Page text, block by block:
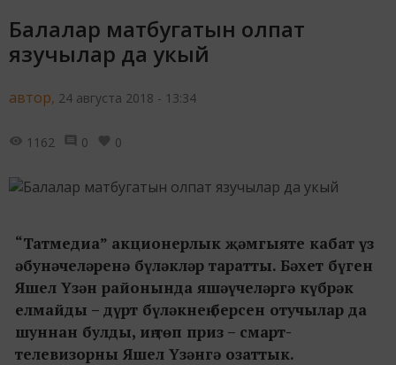
Балалар матбугатын олпат
язучылар да укый
автор, 24 августа 2018 - 13:34
1162 0 0
“Татмедиа” акционерлык җәмгыяте кабат үз
әбунәчеләренә бүләкләр таратты. Бәхет бүген
Яшел Үзән районында яшәүчеләргә күбрәк
елмайды – дүрт бүләкнең берсен отучылар да
шуннан булды, иң төп приз – смарт-
телевизорны Яшел Үзәнгә озаттык.